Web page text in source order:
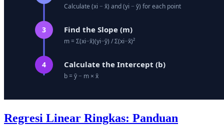
Regresi Linear Ringkas: Panduan